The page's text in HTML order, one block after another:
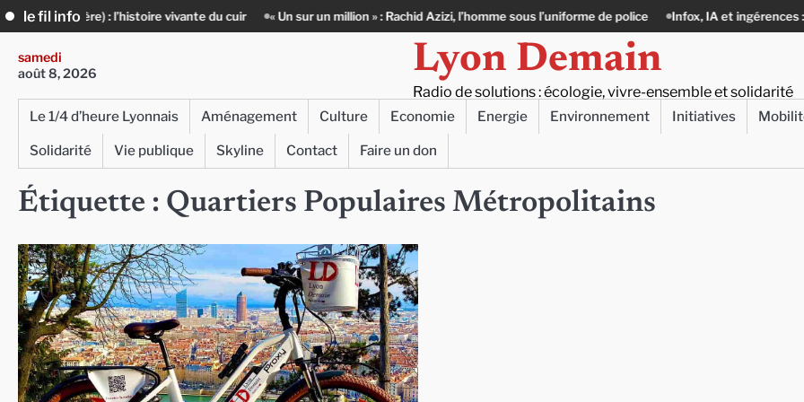
Skip
to
content
le fil info
: l’histoire vivante du cuir « Un sur un million » : Rachid Azizi, l’homme sous l’uniforme de police Infox, IA et ingérences : le
samedi
août 8, 2026
Lyon Demain
Radio de solutions : écologie, vivre-ensemble et solidarité
Le 1/4 d’heure Lyonnais Aménagement Culture Economie Energie Environnement Initiatives
Solidarité
Vie publique Skyline Contact Faire un don
Étiquette : Quartiers Populaires Métropolitains